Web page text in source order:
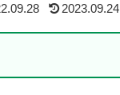
2023.09.24